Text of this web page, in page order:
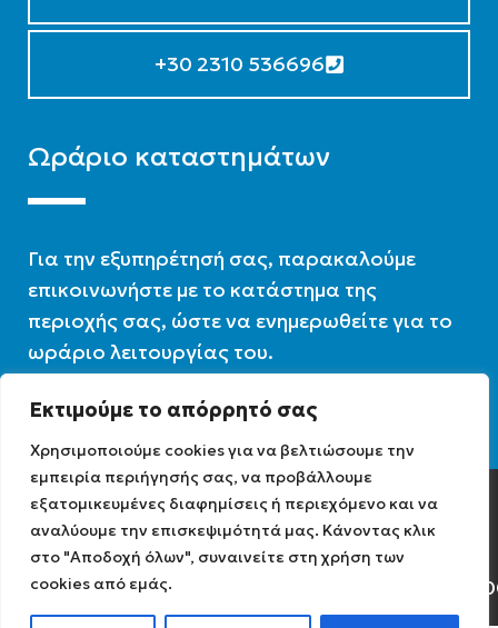
Εκτιμούμε το απόρρητό σας
Χρησιμοποιούμε cookies για να βελτιώσουμε την
εμπειρία περιήγησής σας, να προβάλλουμε
εξατομικευμένες διαφημίσεις ή περιεχόμενο και να
αναλύουμε την επισκεψιμότητά μας. Κάνοντας κλικ
στο "Αποδοχή όλων", συναινείτε στη χρήση των
cookies από εμάς.
+30 2310 536696
Ωράριο καταστημάτων
Για την εξυπηρέτησή σας, παρακαλούμε
επικοινωνήστε με το κατάστημα της
περιοχής σας, ώστε να ενημερωθείτε για το
ωράριο λειτουργίας του.
Ωράριο λειτουργίας : 07:30 – 16:00
Diathermiki.gr © 2022
Αρ. Γ.Ε.ΜΗ: